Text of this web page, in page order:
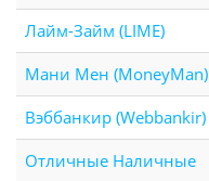
Лайм-Займ (LIME)
Мани Мен (MoneyMan)
Вэббанкир (Webbankir)
Отличные Наличные